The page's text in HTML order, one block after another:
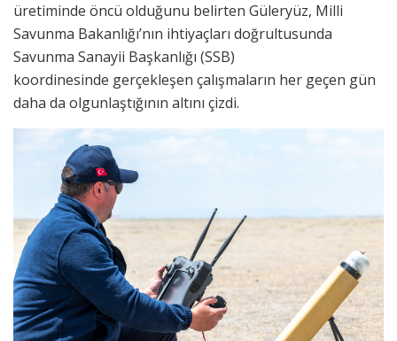
üretiminde öncü olduğunu belirten Güleryüz, Milli
Savunma Bakanlığı’nın ihtiyaçları doğrultusunda
Savunma Sanayii Başkanlığı (SSB)
koordinesinde gerçekleşen çalışmaların her geçen gün
daha da olgunlaştığının altını çizdi.